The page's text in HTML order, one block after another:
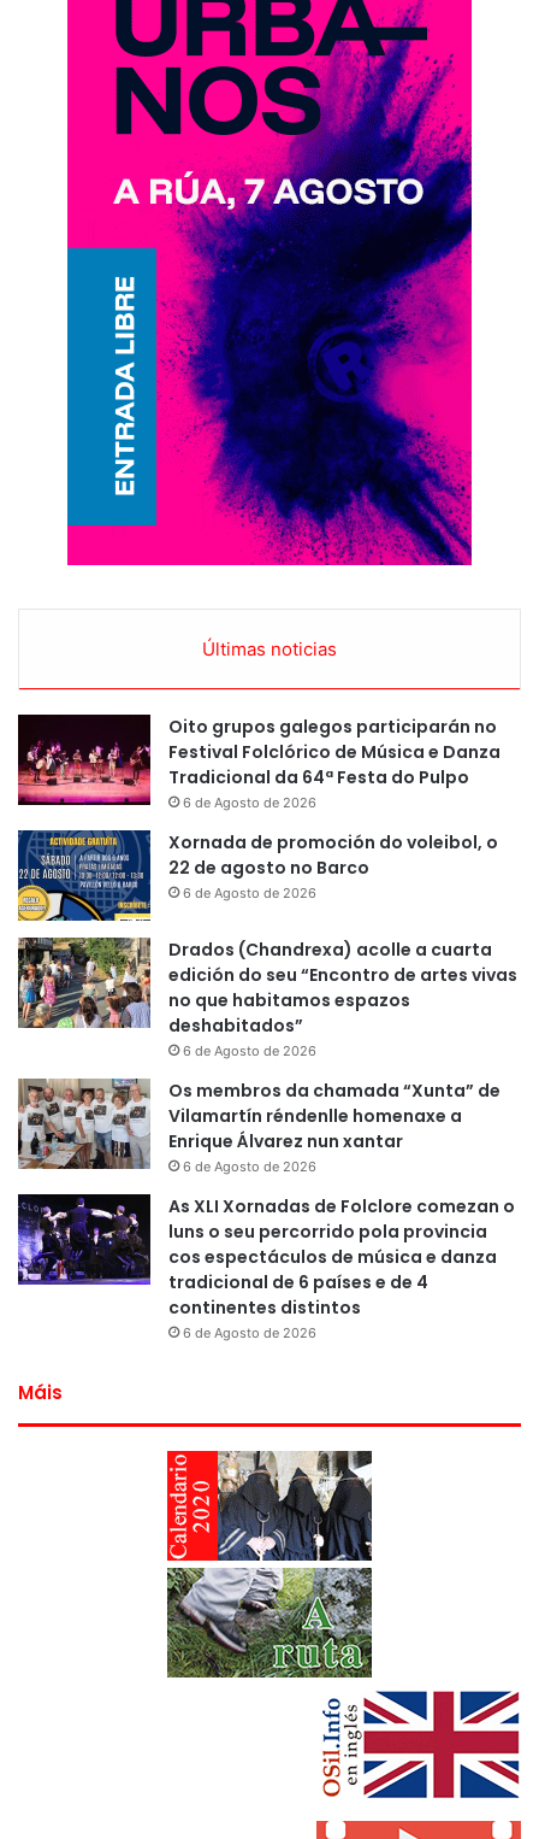
Últimas noticias
Oito grupos galegos participarán no
Festival Folclórico de Música e Danza
Tradicional da 64ª Festa do Pulpo
6 de Agosto de 2026
Xornada de promoción do voleibol, o
22 de agosto no Barco
6 de Agosto de 2026
Drados (Chandrexa) acolle a cuarta
edición do seu “Encontro de artes vivas
no que habitamos espazos
deshabitados”
6 de Agosto de 2026
Os membros da chamada “Xunta” de
Vilamartín réndenlle homenaxe a
Enrique Álvarez nun xantar
6 de Agosto de 2026
As XLI Xornadas de Folclore comezan o
luns o seu percorrido pola provincia
cos espectáculos de música e danza
tradicional de 6 países e de 4
continentes distintos
6 de Agosto de 2026
Máis